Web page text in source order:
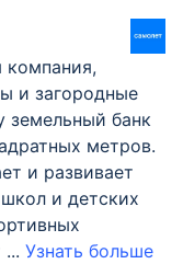
компания,
и загородные
земельный банк
метров.
и развивает
и детских
... Узнать больше